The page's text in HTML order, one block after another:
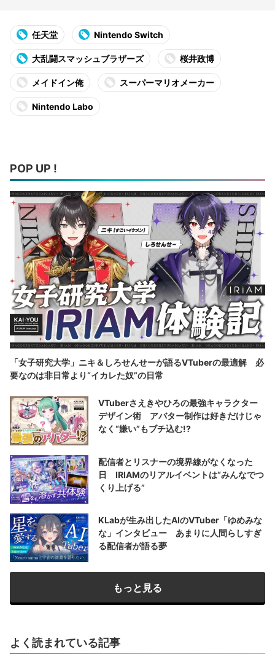
任天堂 Nintendo Switch
大乱闘スマッシュブラザーズ 桜井政博
メイドイン俺 スーパーマリオメーカー
Nintendo Labo
POP UP !
「女子研究大学」ニキ＆しろせんせーが語るVTuberの最適解 必
要なのは非日常より“イカレた奴”の日常
VTuberさえきやひろの最強キャラクター
デザイン術 アバター制作は好きだけじゃ
なく“嫌い”もブチ込む!?
配信者とリスナーの境界線がなくなった
日 IRIAMのリアルイベントは“みんなでつ
くり上げる”
KLabが生み出したAIのVTuber「ゆめみな
な」インタビュー あまりに人間らしすぎ
る配信者が語る夢
もっと見る
よく読まれている記事